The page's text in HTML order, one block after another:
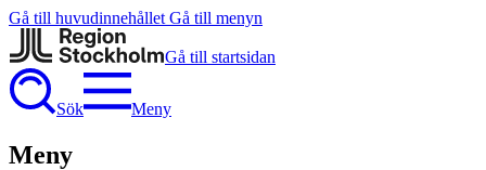
Gå till huvudinnehållet Gå till menyn
Gå till startsidan
Sök Meny
Meny